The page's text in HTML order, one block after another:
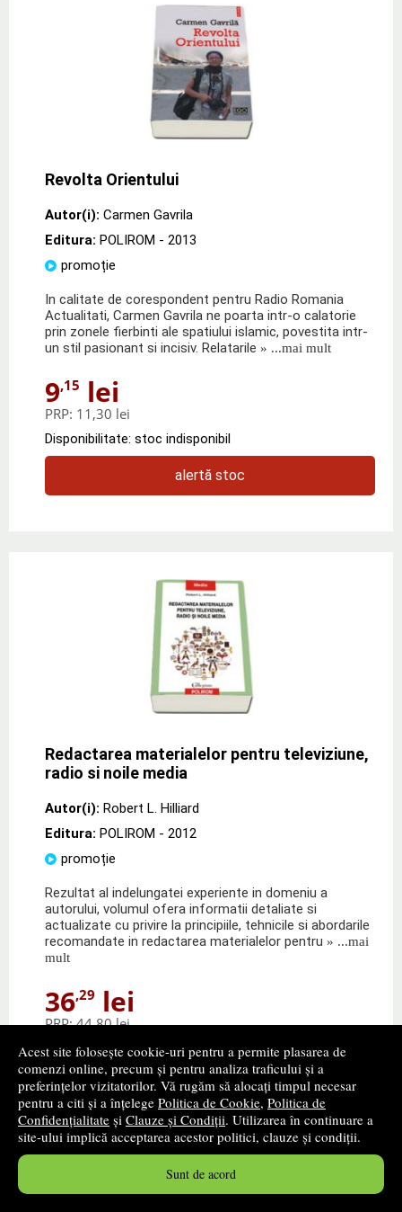
Acest site folosește cookie-uri pentru a permite plasarea de
comenzi online, precum și pentru analiza traficului și a
preferințelor vizitatorilor. Vă rugăm să alocați timpul necesar
pentru a citi și a înțelege Politica de Cookie, Politica de
Confidențialitate și Clauze și Condiții. Utilizarea în continuare a
site-ului implică acceptarea acestor politici, clauze și condiții.
Sunt de acord
Revolta Orientului
Autor(i): Carmen Gavrila
Editura: POLIROM - 2013
promoție
In calitate de corespondent pentru Radio Romania
Actualitati, Carmen Gavrila ne poarta intr-o calatorie
prin zonele fierbinti ale spatiului islamic, povestita intr-
un stil pasionant si incisiv. Relatarile » ...mai mult
9,15 lei
PRP: 11,30 lei
Disponibilitate: stoc indisponibil
alertă stoc
Redactarea materialelor pentru televiziune,
radio si noile media
Autor(i): Robert L. Hilliard
Editura: POLIROM - 2012
promoție
Rezultat al indelungatei experiente in domeniu a
autorului, volumul ofera informatii detaliate si
actualizate cu privire la principiile, tehnicile si abordarile
recomandate in redactarea materialelor pentru » ...mai
mult
36,29 lei
PRP:44,80 lei
Disponibilitate: stoc indisponibil
alertă stoc